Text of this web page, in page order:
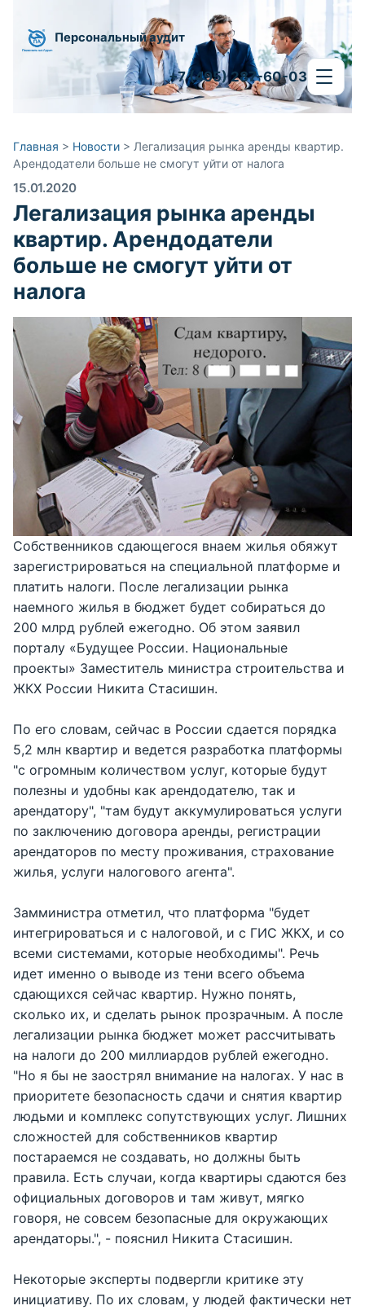
Персональный аудит
+7 (495) 287-60-03
Главная > Новости > Легализация рынка аренды квартир.
Арендодатели больше не смогут уйти от налога
15.01.2020
Легализация рынка аренды
квартир. Арендодатели
больше не смогут уйти от
налога
Собственников сдающегося внаем жилья обяжут
зарегистрироваться на специальной платформе и
платить налоги. После легализации рынка
наемного жилья в бюджет будет собираться до
200 млрд рублей ежегодно. Об этом заявил
порталу «Будущее России. Национальные
проекты» Заместитель министра строительства и
ЖКХ России Никита Стасишин.
По его словам, сейчас в России сдается порядка
5,2 млн квартир и ведется разработка платформы
"с огромным количеством услуг, которые будут
полезны и удобны как арендодателю, так и
арендатору", "там будут аккумулироваться услуги
по заключению договора аренды, регистрации
арендаторов по месту проживания, страхование
жилья, услуги налогового агента".
Замминистра отметил, что платформа "будет
интегрироваться и с налоговой, и с ГИС ЖКХ, и со
всеми системами, которые необходимы". Речь
идет именно о выводе из тени всего объема
сдающихся сейчас квартир. Нужно понять,
сколько их, и сделать рынок прозрачным. А после
легализации рынка бюджет может рассчитывать
на налоги до 200 миллиардов рублей ежегодно.
"Но я бы не заострял внимание на налогах. У нас в
приоритете безопасность сдачи и снятия квартир
людьми и комплекс сопутствующих услуг. Лишних
сложностей для собственников квартир
постараемся не создавать, но должны быть
правила. Есть случаи, когда квартиры сдаются без
официальных договоров и там живут, мягко
говоря, не совсем безопасные для окружающих
арендаторы.", - пояснил Никита Стасишин.
Некоторые эксперты подвергли критике эту
инициативу. По их словам, у людей фактически нет